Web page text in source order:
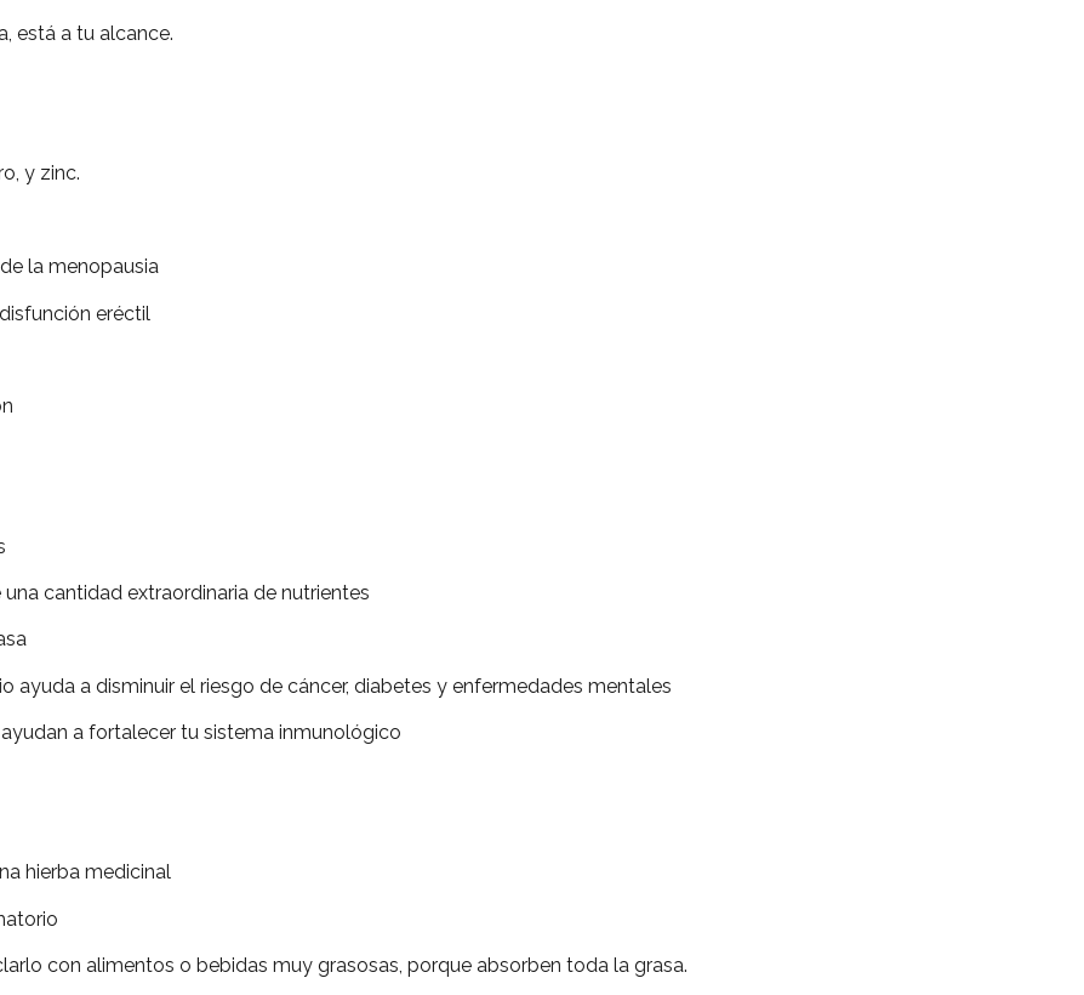
está a tu alcance.
y zinc.
menopausia
eréctil
extraordinaria de nutrientes
a disminuir el riesgo de cáncer, diabetes y enfermedades mentales
a fortalecer tu sistema inmunológico
medicinal
alimentos o bebidas muy grasosas, porque absorben toda la grasa.